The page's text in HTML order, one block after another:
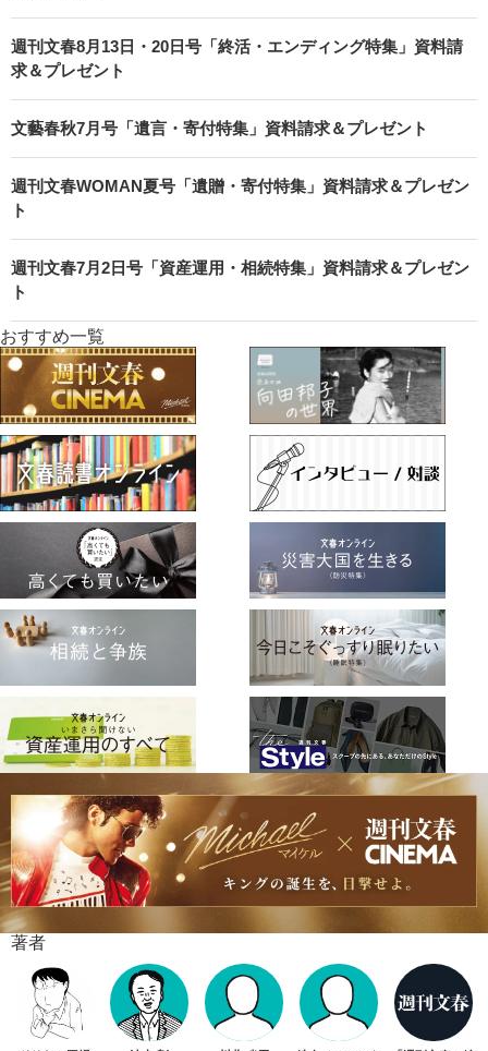
週刊文春8月13日・20日号「終活・エンディング特集」資料請
求＆プレゼント
文藝春秋7月号「遺言・寄付特集」資料請求＆プレゼント
週刊文春WOMAN夏号「遺贈・寄付特集」資料請求＆プレゼン
ト
週刊文春7月2日号「資産運用・相続特集」資料請求＆プレゼン
ト
おすすめ一覧
著者